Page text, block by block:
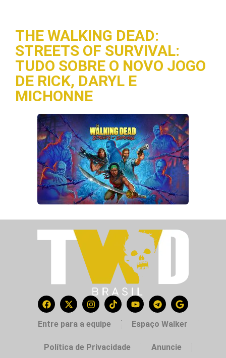
THE WALKING DEAD:
STREETS OF SURVIVAL:
TUDO SOBRE O NOVO JOGO
DE RICK, DARYL E
MICHONNE
Entre para a equipe Espaço Walker
Política de Privacidade Anuncie